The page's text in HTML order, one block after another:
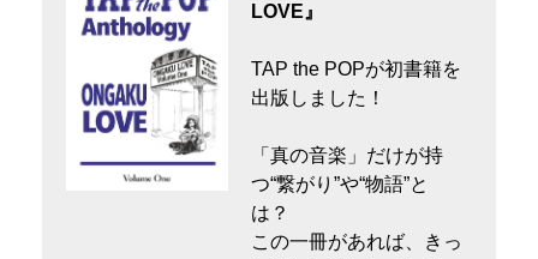
LOVE』
TAP the POPが初書籍を
出版しました！
「真の音楽」だけが持
つ“繋がり”や“物語”と
は？
この一冊があれば、きっ